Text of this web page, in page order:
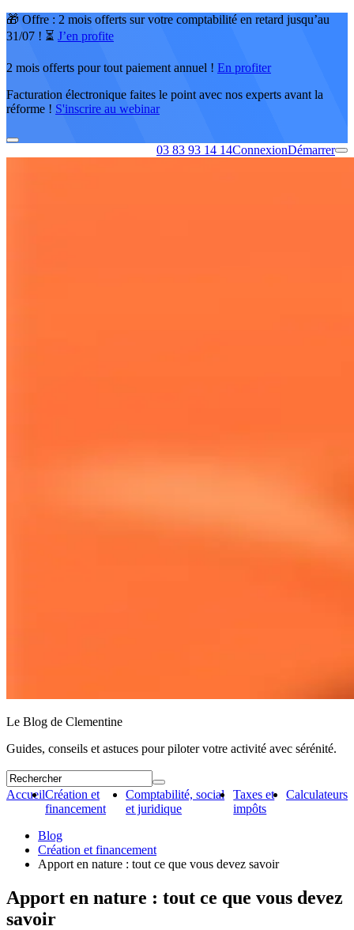
🎁 Offre : 2 mois offerts sur votre comptabilité en retard jusqu’au
31/07 ! ⏳ J’en profite
2 mois offerts pour tout paiement annuel ! En profiter
Facturation électronique faites le point avec nos experts avant la
réforme ! S'inscrire au webinar
03 83 93 14 14ConnexionDémarrer
Le Blog de Clementine
Guides, conseils et astuces pour piloter votre activité avec sérénité.
AccueilCréation et
financement
Comptabilité, social
et juridique
Taxes et
impôts
Calculateurs
Blog
Création et financement
Apport en nature : tout ce que vous devez savoir
Apport en nature : tout ce que vous devez
savoir